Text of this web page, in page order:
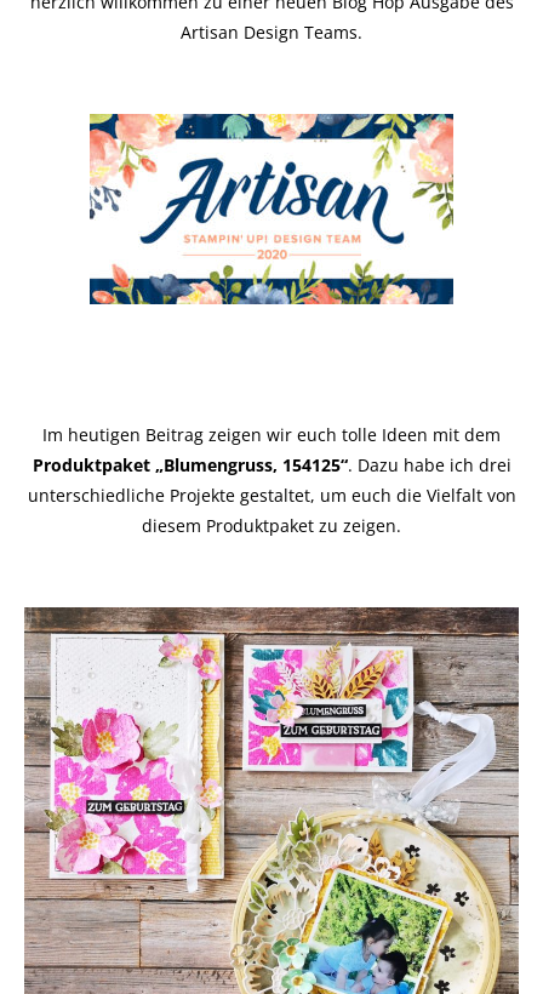
Artisan Design Teams.
Im heutigen Beitrag zeigen wir euch tolle Ideen mit dem
Produktpaket „Blumengruss, 154125“. Dazu habe ich drei
unterschiedliche Projekte gestaltet, um euch die Vielfalt von
diesem Produktpaket zu zeigen.